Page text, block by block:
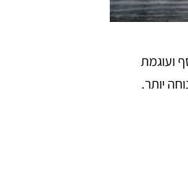
ועוגמת
יותר.